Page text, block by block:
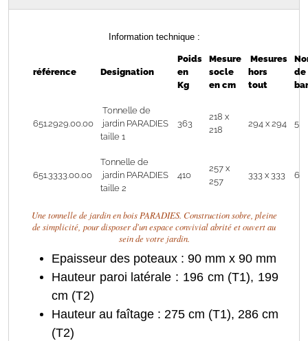
Information technique :
référence Designation
Poids
en
Kg
Mesure
socle
en cm
Mesures
hors
tout
de
651.2929.00.00
Tonnelle de
jardin PARADIES
taille 1
363
218 x
218
294 x 294 5
651.3333.00.00
Tonnelle de
jardin PARADIES
taille 2
410
257 x
257
333 x 333 6
Une tonnelle de jardin en bois PARADIES. Construction sobre, pleine
de simplicité, pour disposer d'un espace convivial abrité et ouvert au
sein de votre jardin.
Epaisseur des poteaux : 90 mm x 90 mm
Hauteur paroi latérale : 196 cm (T1), 199
cm (T2)
Hauteur au faîtage : 275 cm (T1), 286 cm
(T2)